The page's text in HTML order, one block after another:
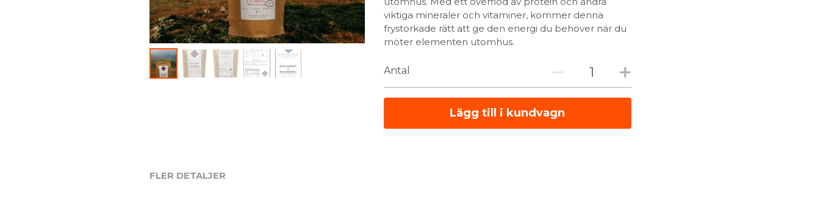
viktiga mineraler och vitaminer, kommer denna
frystorkade rätt att ge den energi du behöver när du
möter elementen utomhus.
Antal
Lägg till i kundvagn
FLER DETALJER